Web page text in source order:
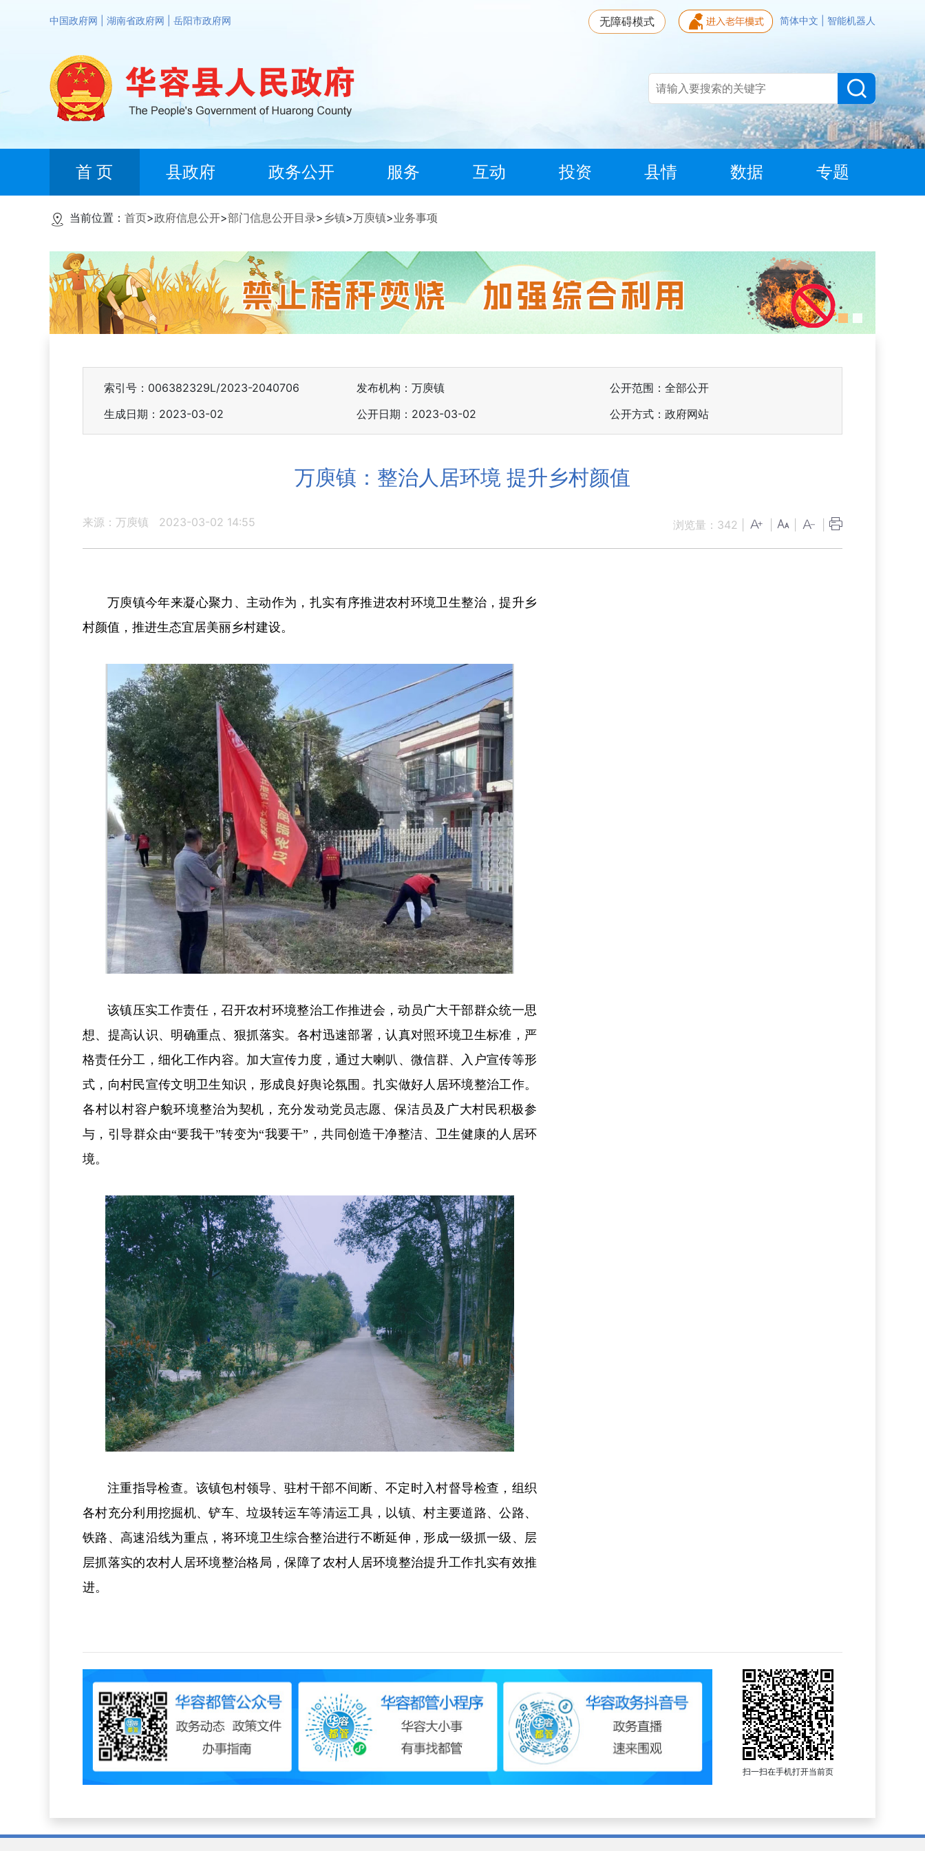
中国政府网 湖南省政府网 岳阳市政府网 简体中文 智能机器人
无障碍模式
首 页 县政府 政务公开 服务 互动 投资 县情 数据 专题
当前位置： 首页>政府信息公开>部门信息公开目录> 乡镇>万庾镇>业务事项
索引号：006382329L/2023-2040706 发布机构：万庾镇
公开范围：全部公开
生成日期：2023-03-02
公开日期：2023-03-02 公开方式：政府网站
万庾镇：整治人居环境 提升乡村颜值
来源：万庾镇 2023-03-02 14:55 浏览量： 342
万庾镇今年来凝心聚力、主动作为，扎实有序推进农村环境卫生整治，提升乡
村颜值，推进生态宜居美丽乡村建设。
该镇压实工作责任，召开农村环境整治工作推进会，动员广大干部群众统一思
想、提高认识、明确重点、狠抓落实。各村迅速部署，认真对照环境卫生标准，严
格责任分工，细化工作内容。加大宣传力度，通过大喇叭、微信群、入户宣传等形
式，向村民宣传文明卫生知识，形成良好舆论氛围。扎实做好人居环境整治工作。
各村以村容户貌环境整治为契机，充分发动党员志愿、保洁员及广大村民积极参
与，引导群众由“要我干”转变为“我要干”，共同创造干净整洁、卫生健康的人居环
境。
注重指导检查。该镇包村领导、驻村干部不间断、不定时入村督导检查，组织
各村充分利用挖掘机、铲车、垃圾转运车等清运工具，以镇、村主要道路、公路、
铁路、高速沿线为重点，将环境卫生综合整治进行不断延伸，形成一级抓一级、层
层抓落实的农村人居环境整治格局，保障了农村人居环境整治提升工作扎实有效推
进。
扫一扫在手机打开当前页